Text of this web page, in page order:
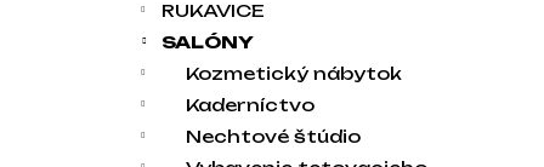
RUKAVICE
SALÓNY
Kozmetický nábytok
Kaderníctvo
Nechtové štúdio